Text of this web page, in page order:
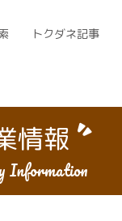
トクダネ記事
情報
Information